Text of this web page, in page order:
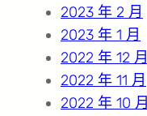
2023 年 2 月
2023 年 1 月
2022 年 12 月
2022 年 11 月
2022 年 10 月